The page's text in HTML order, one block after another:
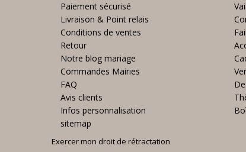
Paiement sécurisé
Livraison & Point relais
Conditions de ventes
Retour
Notre blog mariage
Commandes Mairies
FAQ
Avis clients
Infos personnalisation
sitemap
Exercer mon droit de rétractation